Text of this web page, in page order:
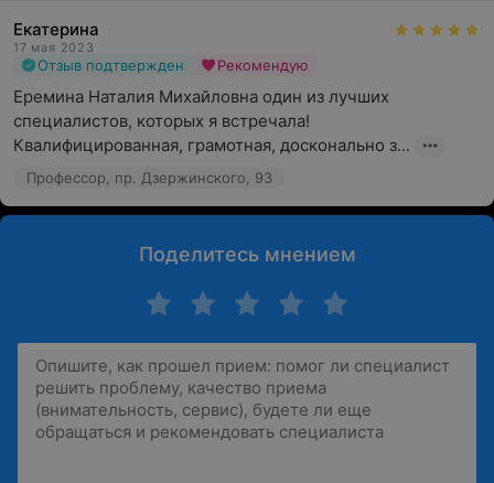
Екатерина
17 мая 2023
Отзыв подтвержден Рекомендую
Еремина Наталия Михайловна один из лучших
специалистов, которых я встречала!
Квалифицированная, грамотная, досконально з...
Профессор, пр. Дзержинского, 93
Поделитесь мнением